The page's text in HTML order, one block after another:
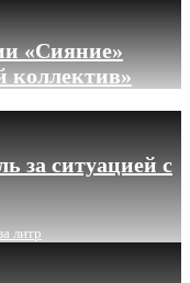
«Сияние»
коллектив»
за ситуацией с
литр